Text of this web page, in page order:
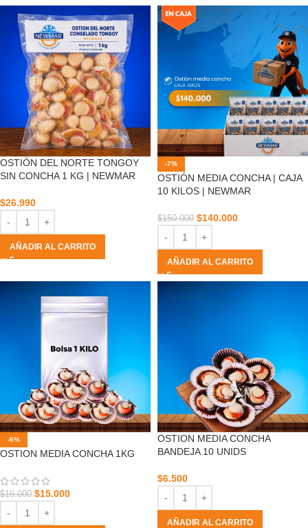
OSTIÓN DEL NORTE TONGOY
SIN CONCHA 1 KG | NEWMAR
$26.990
AÑADIR AL CARRITO
-7%
OSTIÓN MEDIA CONCHA | CAJA
10 KILOS | NEWMAR
$150.000 $140.000
AÑADIR AL CARRITO
-6%
OSTION MEDIA CONCHA 1KG
$16.000 $15.000
OSTION MEDIA CONCHA
BANDEJA 10 UNIDS
$6.500
AÑADIR AL CARRITO